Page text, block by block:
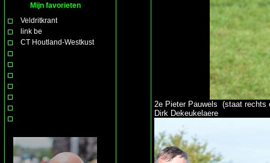
Mijn favorieten
Veldritkrant
link be
CT Houtland-Westkust
2e Pieter Pauwels (staat rechts
Dirk Dekeukelaere